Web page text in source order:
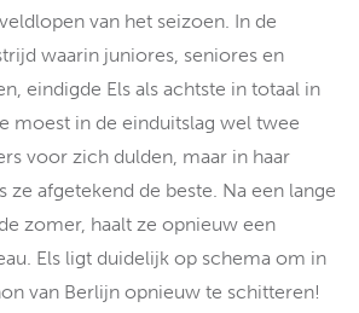
van het seizoen. In de
waarin juniores, seniores en
eindigde Els als achtste in totaal in
moest in de einduitslag wel twee
voor zich dulden, maar in haar
ze afgetekend de beste. Na een lange
zomer, haalt ze opnieuw een
Els ligt duidelijk op schema om in
van Berlijn opnieuw te schitteren!